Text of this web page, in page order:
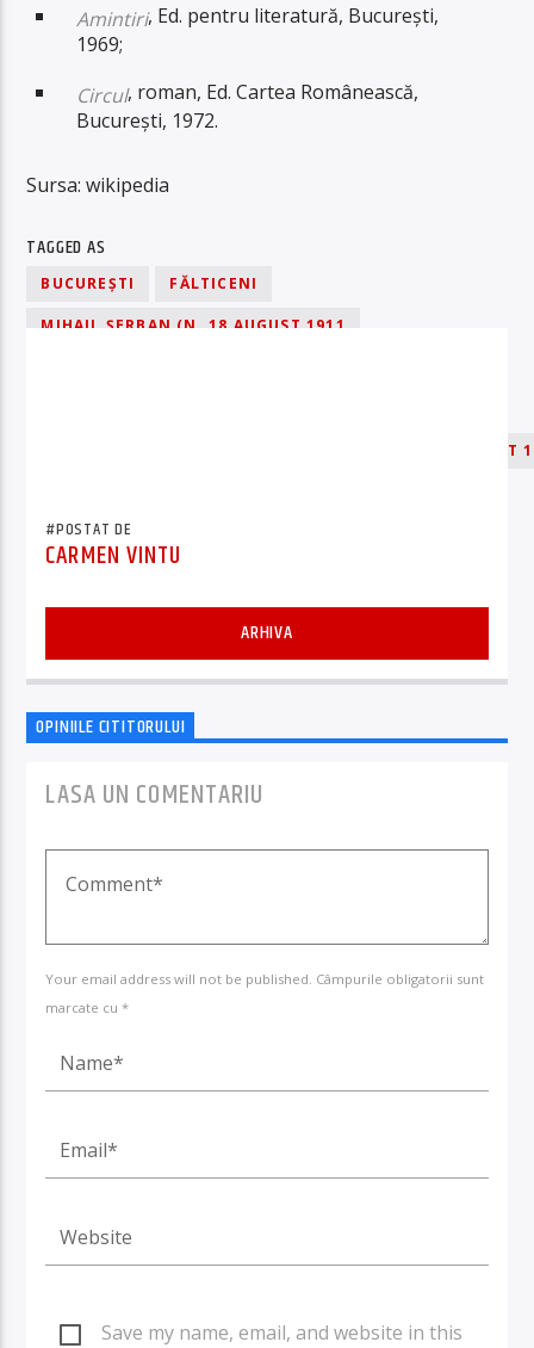
Amintiri, Ed. pentru literatură, București,
1969;
Circul, roman, Ed. Cartea Românească,
București, 1972.
Sursa: wikipedia
TAGGED AS
BUCUREȘTI FĂLTICENI
MIHAIL ȘERBAN (N. 18 AUGUST 1911
ROMÂNIA) A FOST UN PROZATOR ROMÂN (N. 18 AUGUST
#POSTAT DE
CARMEN VINTU
ARHIVA
OPINIILE CITITORULUI
LASA UN COMENTARIU
Your email address will not be published. Câmpurile obligatorii sunt
marcate cu *
Save my name, email, and website in this